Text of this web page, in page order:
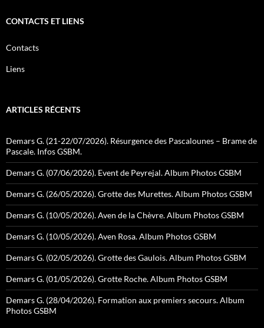
CONTACTS ET LIENS
Contacts
Liens
ARTICLES RÉCENTS
Demars G. (21-22/07/2026). Résurgence des Pascalounes – Brame de
Pascale. Infos GSBM.
Demars G. (07/06/2026). Event de Peyrejal. Album Photos GSBM
Demars G. (26/05/2026). Grotte des Murettes. Album Photos GSBM
Demars G. (10/05/2026). Aven de la Chèvre. Album Photos GSBM
Demars G. (10/05/2026). Aven Rosa. Album Photos GSBM
Demars G. (02/05/2026). Grotte des Gaulois. Album Photos GSBM
Demars G. (01/05/2026). Grotte Roche. Album Photos GSBM
Demars G. (28/04/2026). Formation aux premiers secours. Album
Photos GSBM